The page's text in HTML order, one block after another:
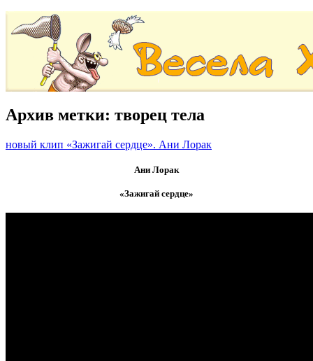
Архив метки: творец тела
новый клип «Зажигай сердце». Ани Лорак
Ани Лорак
«Зажигай сердце»